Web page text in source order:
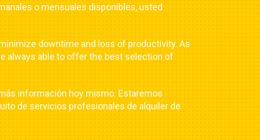
o mensuales disponibles, usted
downtime and loss of productivity. As
always able to offer the best selection of
información hoy mismo. Estaremos
de servicios profesionales de alquiler de